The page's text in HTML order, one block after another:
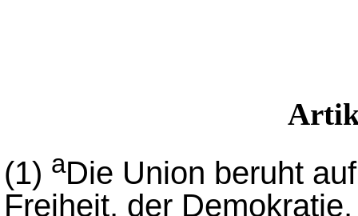
(1) aDie Union beruht
Freiheit, der